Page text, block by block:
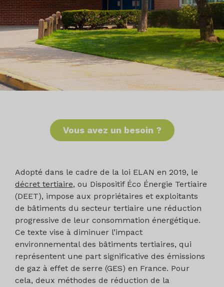
Vous avez un besoin ?
Adopté dans le cadre de la loi ELAN en 2019, le
décret tertiaire, ou Dispositif Éco Énergie Tertiaire
(DEET), impose aux propriétaires et exploitants
de bâtiments du secteur tertiaire une réduction
progressive de leur consommation énergétique.
Ce texte vise à diminuer l’impact
environnemental des bâtiments tertiaires, qui
représentent une part significative des émissions
de gaz à effet de serre (GES) en France. Pour
cela, deux méthodes de réduction de la